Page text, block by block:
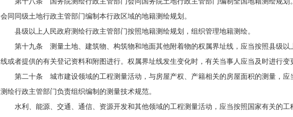
会同同级土地行政主管部门编制本行政区域的地籍测绘规划。
县级以上人民政府测绘行政主管部门按照地籍测绘规划，组织管理地籍测绘。
第十九条 测量土地、建筑物、构筑物和地面其他附着物的权属界址线，应当按照县级以
线或者提供的有关登记资料和附图进行。权属界址线发生变化时，有关当事人应当及时进行变
第二十条 城市建设领域的工程测量活动，与房屋产权、产籍相关的房屋面积的测量，应
测绘行政主管部门负责组织编制的测量技术规范。
水利、能源、交通、通信、资源开发和其他领域的工程测量活动，应当按照国家有关的工